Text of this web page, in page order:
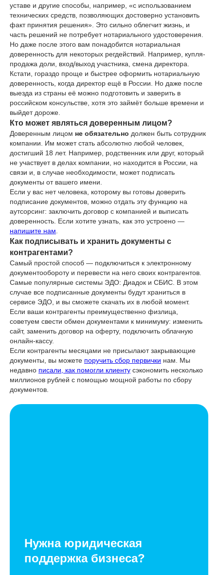
уставе и другие способы, например, «с использованием
технических средств, позволяющих достоверно установить
факт принятия решения». Это сильно облегчит жизнь, и
часть решений не потребует нотариального удостоверения.
Но даже после этого вам понадобится нотариальная
доверенность для некоторых регдействий. Например, купля-
продажа доли, вход/выход участника, смена директора.
Кстати, гораздо проще и быстрее оформить нотариальную
доверенность, когда директор ещё в России. Но даже после
выезда из страны её можно подготовить и заверить в
российском консульстве, хотя это займёт больше времени и
выйдет дороже.
Кто может являться доверенным лицом?
Доверенным лицом не обязательно должен быть сотрудник
компании. Им может стать абсолютно любой человек,
достигший 18 лет. Например, родственник или друг, который
не участвует в делах компании, но находится в России, на
связи и, в случае необходимости, может подписать
документы от вашего имени.
Если у вас нет человека, которому вы готовы доверить
подписание документов, можно отдать эту функцию на
аутсорсинг: заключить договор с компанией и выписать
доверенность. Если хотите узнать, как это устроено —
напишите нам
Как подписывать и хранить документы с
контрагентами?
Самый простой способ — подключиться к электронному
документообороту и перевести на него своих контрагентов.
Самые популярные системы ЭДО: Диадок и СБИС. В этом
случае все подписанные документы будут храниться в
сервисе ЭДО, и вы сможете скачать их в любой момент.
Если ваши контрагенты преимущественно физлица,
советуем свести обмен документами к минимуму: изменить
сайт, заменить договор на оферту, подключить облачную
онлайн-кассу.
Если контрагенты месяцами не присылают закрывающие
документы, вы можете поручить сбор первички нам. Мы
недавно писали, как помогли клиенту сэкономить несколько
миллионов рублей с помощью мощной работы по сбору
документов.
Нужна юридическая
поддержка бизнеса?